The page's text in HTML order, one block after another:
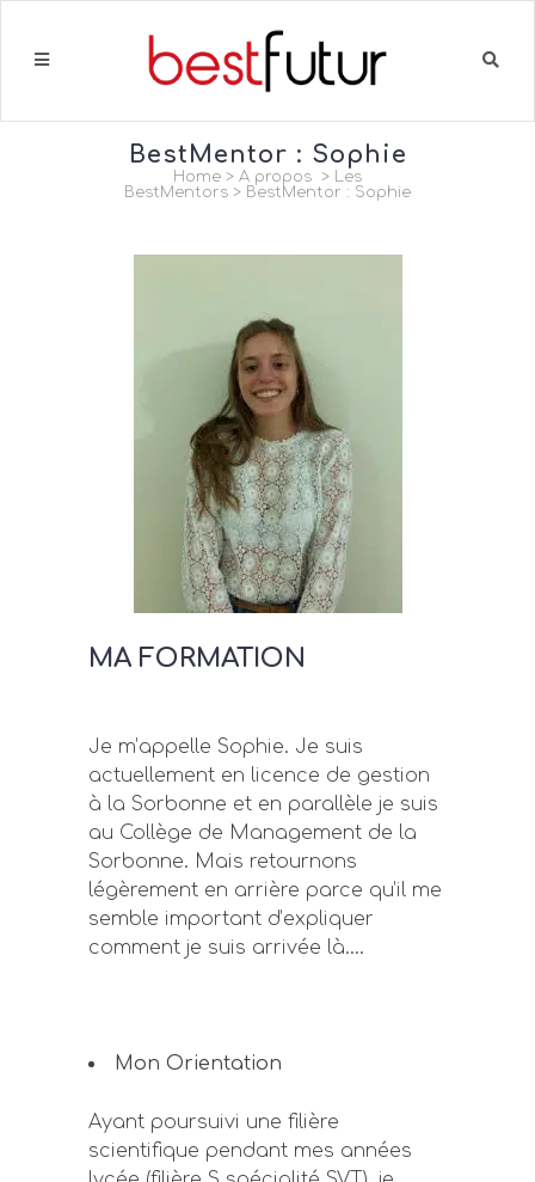
BestMentor : Sophie
Home > A propos > Les
BestMentors > BestMentor : Sophie
MA FORMATION
Je m’appelle Sophie. Je suis
actuellement en licence de gestion
à la Sorbonne et en parallèle je suis
au Collège de Management de la
Sorbonne. Mais retournons
légèrement en arrière parce qu’il me
semble important d’expliquer
comment je suis arrivée là….
Mon Orientation
Ayant poursuivi une filière
scientifique pendant mes années